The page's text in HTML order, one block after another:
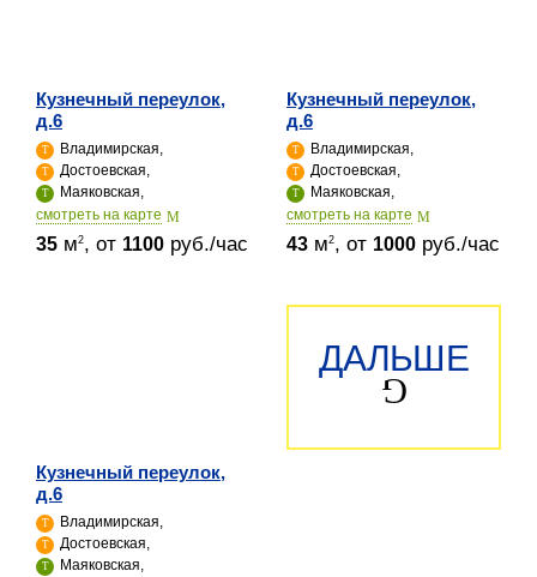
Кузнечный переулок,
д.6
Владимирская,
Достоевская,
Маяковская,
cмотреть на карте
35 м2, от 1100 руб./час
Кузнечный переулок,
д.6
Владимирская,
Достоевская,
Маяковская,
cмотреть на карте
43 м2, от 1000 руб./час
Кузнечный переулок,
д.6
Владимирская,
Достоевская,
Маяковская,
ДАЛЬШЕ